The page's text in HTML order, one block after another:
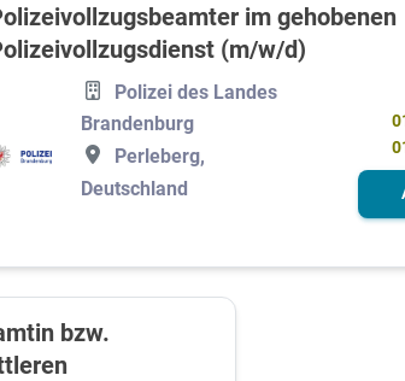
im gehobenen
(m/w/d)
Polizei des Landes
Brandenburg
Perleberg,
Deutschland
bzw.